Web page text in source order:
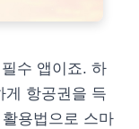
수 앱이죠. 하
게 항공권을 득
용법으로 스마